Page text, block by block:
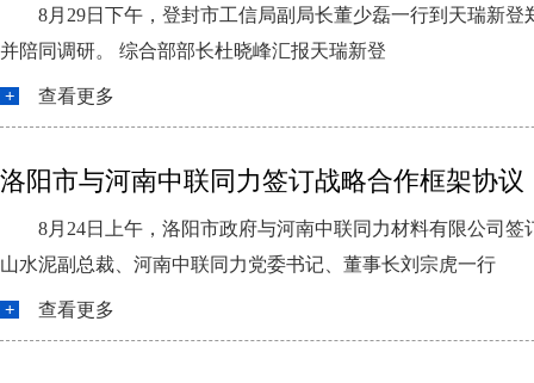
8月29日下午，登封市工信局副局长董少磊一行到天瑞新
并陪同调研。 综合部部长杜晓峰汇报天瑞新登
查看更多
洛阳市与河南中联同力签订战略合作框架协议
8月24日上午，洛阳市政府与河南中联同力材料有限公司
山水泥副总裁、河南中联同力党委书记、董事长刘宗虎一行
查看更多